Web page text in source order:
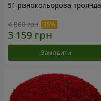
51 різнокольорова троянда
4 860 грн
Замовити